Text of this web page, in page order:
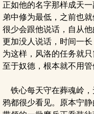
正如他的名字那样成天
弟中修为最低，之前也
很少会跟他说话，自从
更加没人说话，时间一
为这样，风洛的任务就
至于奴德，根本就不用管
铁心每天守在葬魂岭，
鸦都很少看见。原本宁